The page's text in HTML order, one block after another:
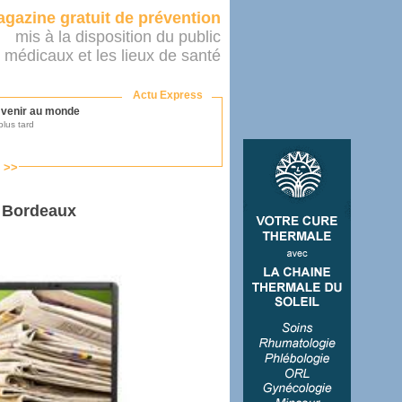
gratuit de prévention
mis à la disposition du public
et les lieux de santé
Actu Express
>>
au monde
tard
par le ministère...
2016